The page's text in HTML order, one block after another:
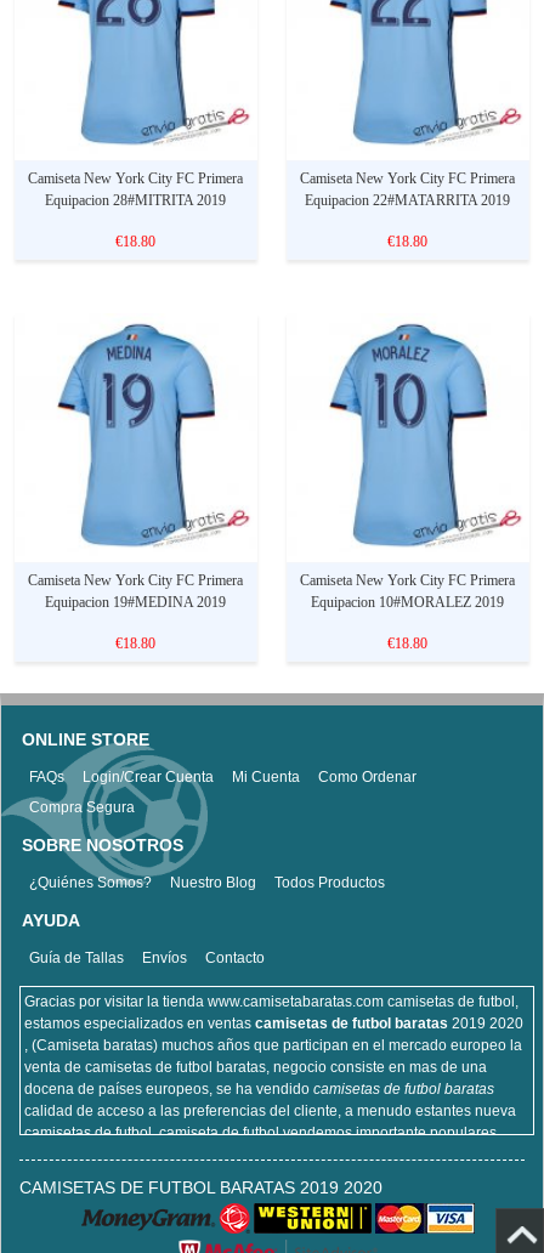
Camiseta New York City FC Primera
Equipacion 28#MITRITA 2019
€18.80
Camiseta New York City FC Primera
Equipacion 22#MATARRITA 2019
€18.80
Camiseta New York City FC Primera
Equipacion 19#MEDINA 2019
€18.80
Camiseta New York City FC Primera
Equipacion 10#MORALEZ 2019
€18.80
ONLINE STORE
FAQs Login/Crear Cuenta Mi Cuenta
Como Ordenar
Compra Segura
SOBRE NOSOTROS
¿Quiénes Somos? Nuestro Blog Todos Productos
AYUDA
Guía de Tallas Envíos Contacto
Gracias por visitar la tienda www.camisetabaratas.com camisetas de futbol,
estamos especializados en ventas camisetas de futbol baratas 2019 2020
, (Camiseta baratas) muchos años que participan en el mercado europeo la
venta de camisetas de futbol baratas, negocio consiste en mas de una
docena de países europeos, se ha vendido camisetas de futbol baratas
calidad de acceso a las preferencias del cliente, a menudo estantes nueva
camisetas de futbol, camiseta de futbol vendemos importante populares,
sitios de la camisa de futbol que venden , cien por ciento algodón, lavable a
máquina, no desapareciendo, la calidad puede ser garantizada, puedes
estar seguro de comprar!
CAMISETAS DE FUTBOL BARATAS 2019 2020